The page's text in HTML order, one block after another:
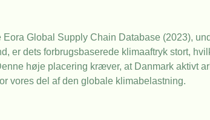
Global Supply Chain Database (2023),
er dets forbrugsbaserede klimaaftryk stort,
høje placering kræver, at Danmark aktivt
vores del af den globale klimabelastning.